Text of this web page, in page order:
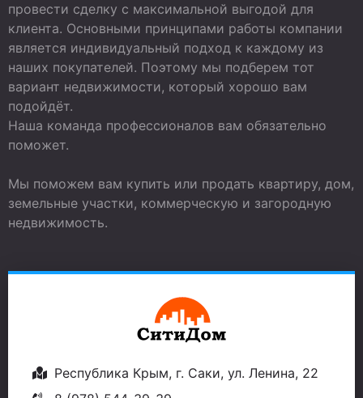
провести сделку с максимальной выгодой для
клиента. Основными принципами работы компании
является индивидуальный подход к каждому из
наших покупателей. Поэтому мы подберем тот
вариант недвижимости, который хорошо вам
подойдёт.
Наша команда профессионалов вам обязательно
поможет.
Мы поможем вам купить или продать квартиру, дом,
земельные участки, коммерческую и загородную
недвижимость.
Республика Крым, г. Саки, ул. Ленина, 22